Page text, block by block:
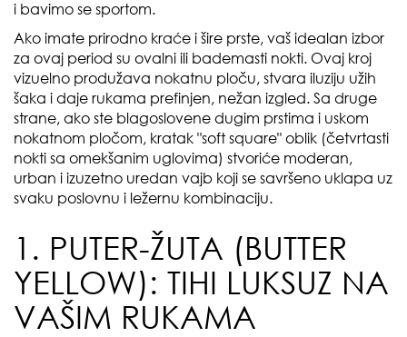
i bavimo se sportom.
Ako imate prirodno kraće i šire prste, vaš idealan izbor
za ovaj period su ovalni ili bademasti nokti. Ovaj kroj
vizuelno produžava nokatnu ploču, stvara iluziju užih
šaka i daje rukama prefinjen, nežan izgled. Sa druge
strane, ako ste blagoslovene dugim prstima i uskom
nokatnom pločom, kratak "soft square" oblik (četvrtasti
nokti sa omekšanim uglovima) stvoriće moderan,
urban i izuzetno uredan vajb koji se savršeno uklapa uz
svaku poslovnu i ležernu kombinaciju.
1. PUTER-ŽUTA (BUTTER
YELLOW): TIHI LUKSUZ NA
VAŠIM RUKAMA